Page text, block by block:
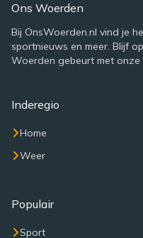
Ons Woerden
Bij OnsWoerden.nl vind je
sportnieuws en meer. Blijf
Woerden gebeurt met
Inderegio
Home
Weer
Populair
Sport